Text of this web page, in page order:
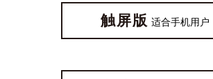
触屏版 适合手机用户